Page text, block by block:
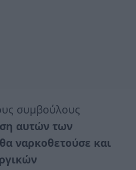
συμβούλους
αυτών των
ναρκοθετούσε και